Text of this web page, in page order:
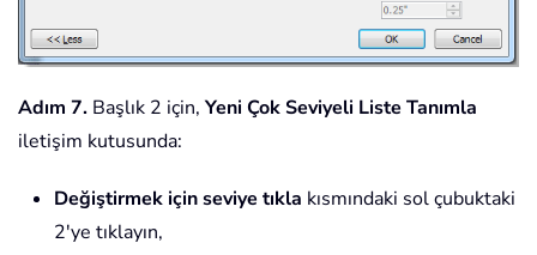
Adım 7. Başlık 2 için, Yeni Çok Seviyeli Liste Tanımla
iletişim kutusunda:
Değiştirmek için seviye tıkla kısmındaki sol çubuktaki
2'ye tıklayın,